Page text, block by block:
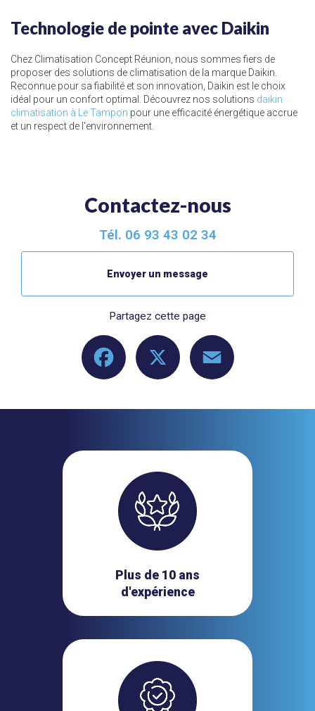
Technologie de pointe avec Daikin
Chez Climatisation Concept Réunion, nous sommes fiers de
proposer des solutions de climatisation de la marque Daikin.
Reconnue pour sa fiabilité et son innovation, Daikin est le choix
idéal pour un confort optimal. Découvrez nos solutions daikin
climatisation à Le Tampon pour une efficacité énergétique accrue
et un respect de l'environnement.
Contactez-nous
Tél. 06 93 43 02 34
Envoyer un message
Partagez cette page
Facebook
Plus de 10 ans
d'expérience